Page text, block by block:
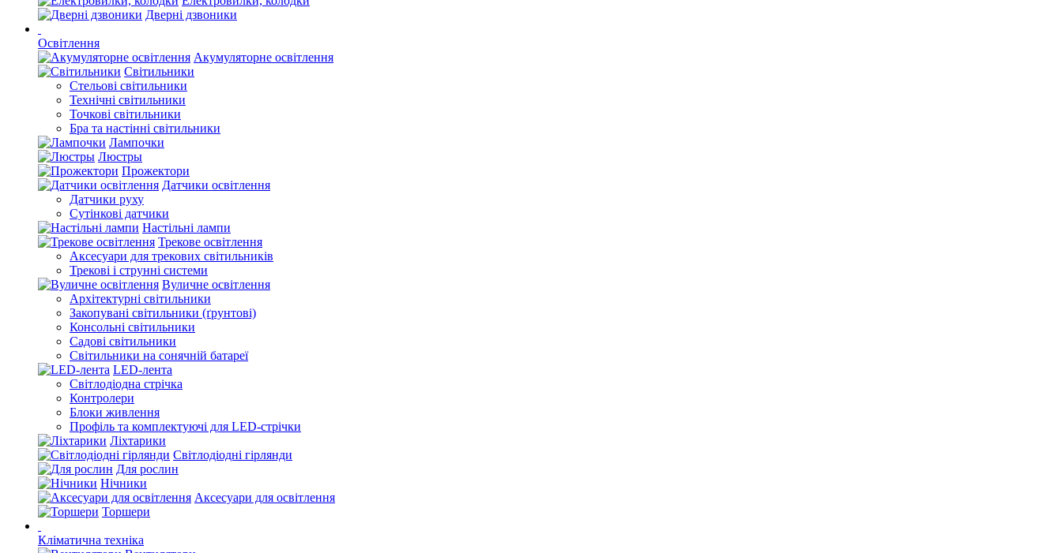
Дверні дзвоники
Освітлення
Акумуляторне освітлення
Світильники
Стельові світильники
Технічні світильники
Точкові світильники
Бра та настінні світильники
Лампочки
Люстры
Прожектори
Датчики освітлення
Датчики руху
Сутінкові датчики
Настільні лампи
Трекове освітлення
Аксесуари для трекових світильників
Трекові і струнні системи
Вуличне освітлення
Архітектурні світильники
Закопувані світильники (ґрунтові)
Консольні світильники
Садові світильники
Світильники на сонячній батареї
LED-лента
Світлодіодна стрічка
Контролери
Блоки живлення
Профіль та комплектуючі для LED-стрічки
Ліхтарики
Світлодіодні гірлянди
Для рослин
Нічники
Аксесуари для освітлення
Торшери
Кліматична техніка